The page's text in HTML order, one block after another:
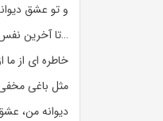
و تو عشق
…تا آخرین
خاطره ای از
مثل باغی
دیوانه من،